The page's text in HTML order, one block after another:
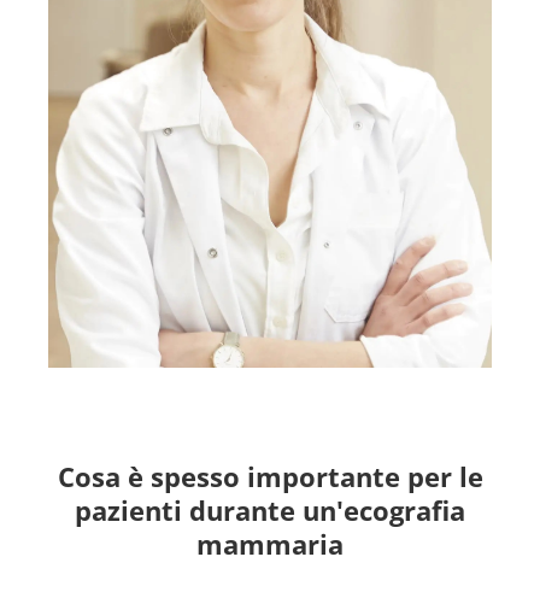
Cosa è spesso importante per le
pazienti durante un'ecografia
mammaria